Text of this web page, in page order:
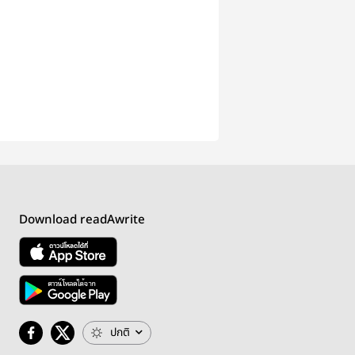
Download readAwrite
ปกติ